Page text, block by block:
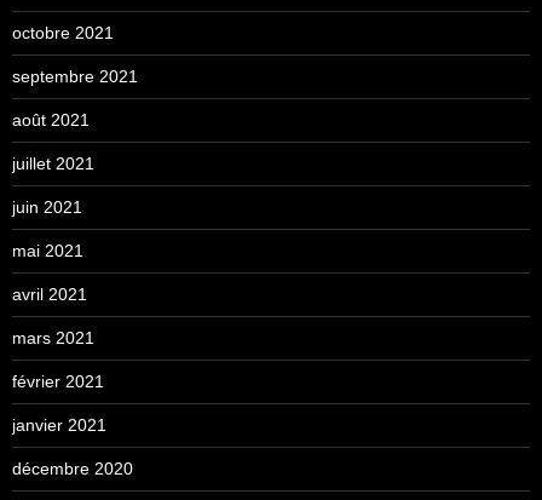
octobre 2021
septembre 2021
août 2021
juillet 2021
juin 2021
mai 2021
avril 2021
mars 2021
février 2021
janvier 2021
décembre 2020